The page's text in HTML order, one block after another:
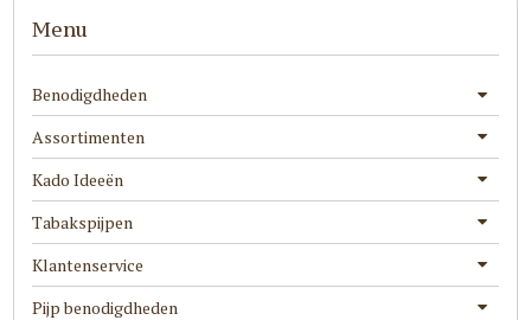
Menu
Benodigdheden
Assortimenten
Kado Ideeën
Tabakspijpen
Klantenservice
Pijp benodigdheden